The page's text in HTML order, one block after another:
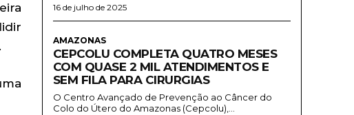
16 de julho de 2025
AMAZONAS
CEPCOLU COMPLETA QUATRO MESES
COM QUASE 2 MIL ATENDIMENTOS E
SEM FILA PARA CIRURGIAS
O Centro Avançado de Prevenção ao Câncer do
Colo do Útero do Amazonas (Cepcolu),...